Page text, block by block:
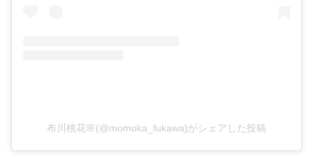
布川桃花🌸(@momoka_fukawa)がシェアした投稿